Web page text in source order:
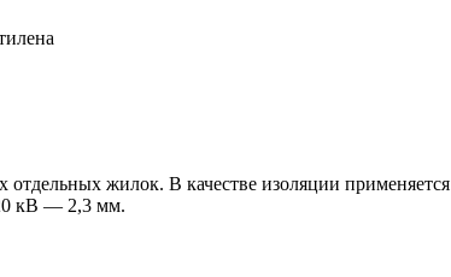
жилок. В качестве изоляции применяется
кВ — 2,3 мм.